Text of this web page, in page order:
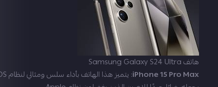
هاتف Samsung Galaxy S24 Ultra
iPhone 15 Pro Max